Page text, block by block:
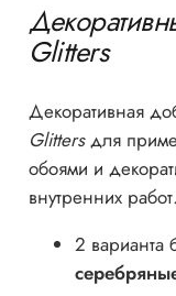
Glitters
Декоративная
Glittersдля
обоями и
внутренних работ.
2 варианта